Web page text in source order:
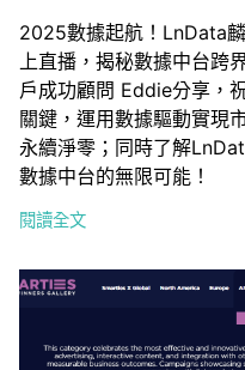
2025數據起航！LnData
上直播，揭秘數據中台跨
戶成功顧問 Eddie分享，
關鍵，運用數據驅動實現
永續淨零；同時了解
數據中台的無限可能！
閱讀全文